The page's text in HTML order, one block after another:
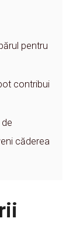
pentru
contribui
căderea